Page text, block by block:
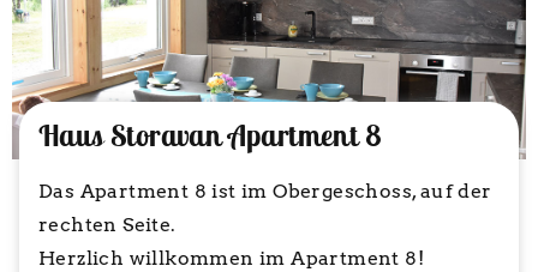
Haus Storavan Apartment 8
Das Apartment 8 ist im Obergeschoss, auf der
rechten Seite.
Herzlich willkommen im Apartment 8!